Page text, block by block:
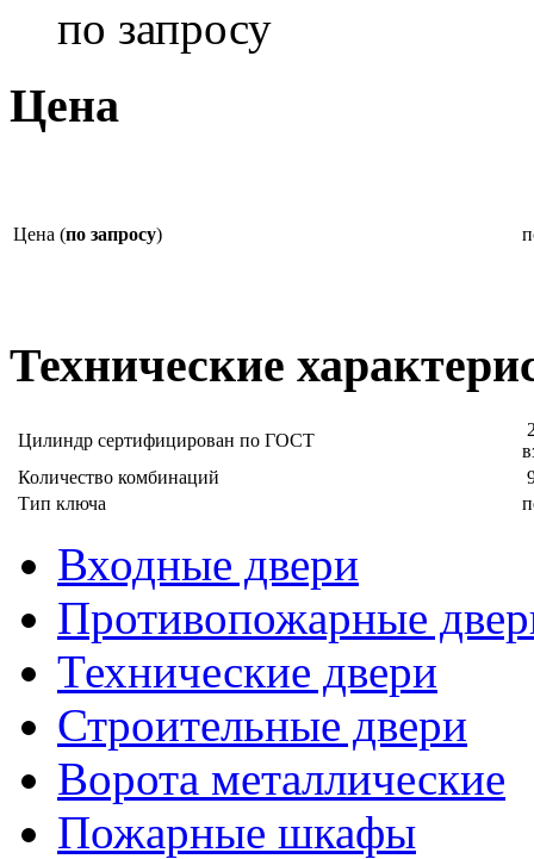
по запросу
Цена
Цена (по запросу)
Технические
Цилиндр сертифицирован по ГОСТ
Количество комбинаций
Тип ключа
Входные двери
Противопожарные
Технические двери
Строительные двери
Ворота металлические
Пожарные шкафы